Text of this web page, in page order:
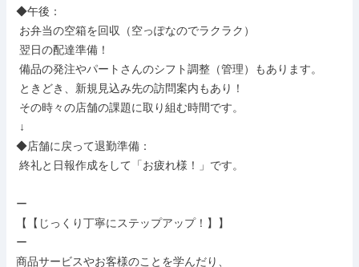
◆午後：
◆店舗に戻って退勤準備：
ー
【【じっくり丁寧にステップアップ！】】
ー
商品サービスやお客様のことを学んだり、